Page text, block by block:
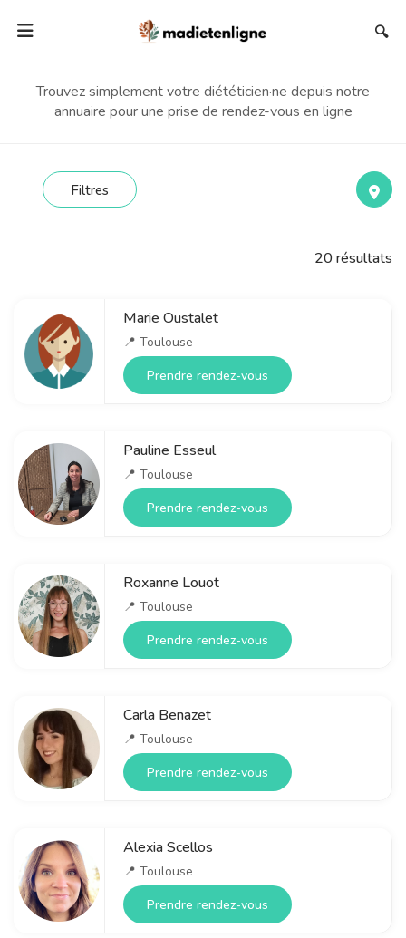
🔍
Trouvez simplement votre diététicien·ne depuis notre
annuaire pour une prise de rendez-vous en ligne
Filtres
20résultats
Marie Oustalet
📍 Toulouse
Prendre rendez-vous
Pauline Esseul
📍 Toulouse
Prendre rendez-vous
Roxanne Louot
📍 Toulouse
Prendre rendez-vous
Carla Benazet
📍 Toulouse
Prendre rendez-vous
Alexia Scellos
📍 Toulouse
Prendre rendez-vous